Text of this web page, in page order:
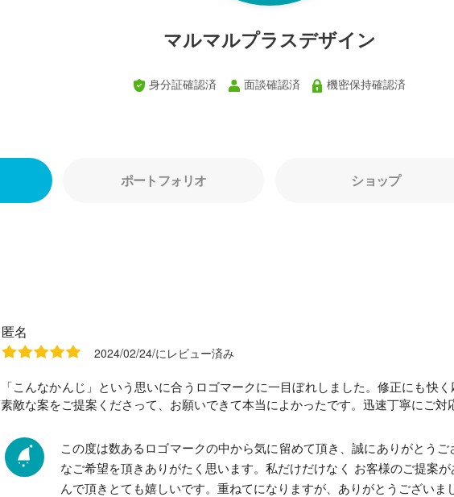
マルマルプラスデザイン
身分証確認済 面談確認済 機密保持確認済
ポートフォリオ ショップ
匿名
2024/02/24/にレビュー済み
「こんなかんじ」という思いに合うロゴマークに一目ぼれしました。修正にも快
素敵な案をご提案くださって、お願いできて本当によかったです。迅速丁寧にご対
この度は数あるロゴマークの中から気に留めて頂き、誠にありがとう
なご希望を頂きありがたく思います。私だけだけなく お客様のご提案
んで頂きとても嬉しいです。重ねてになりますが、ありがとうございまし